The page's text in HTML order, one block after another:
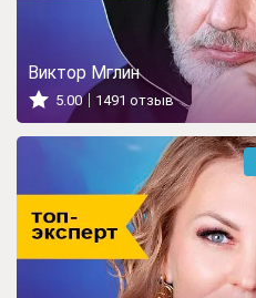
Виктор Мглин
5.00 1491 отзыв